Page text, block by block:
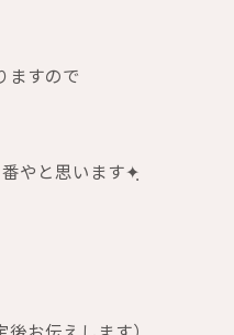
ますので
やと思います✦ฺ